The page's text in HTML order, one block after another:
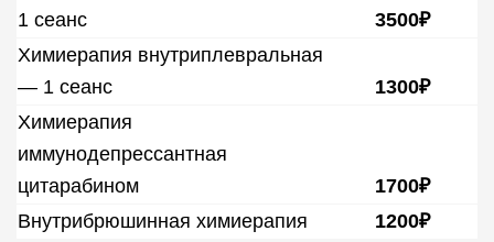
1 сеанс
3500₽
Химиерапия внутриплевральная
— 1 сеанс
1300₽
Химиерапия
иммунодепрессантная
цитарабином
1700₽
Внутрибрюшинная химиерапия
1200₽